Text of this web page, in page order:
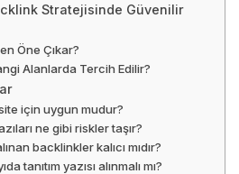
Stratejisinde Güvenilir
Öne Çıkar?
Alanlarda Tercih Edilir?
site için uygun mudur?
ne gibi riskler taşır?
backlinkler kalıcı mıdır?
tanıtım yazısı alınmalı mı?